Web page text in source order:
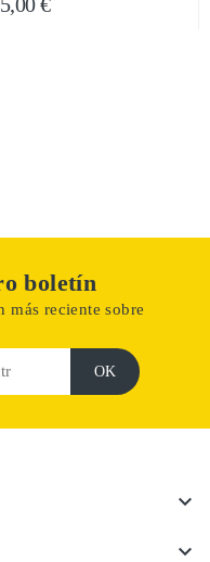
boletín
más reciente sobre

